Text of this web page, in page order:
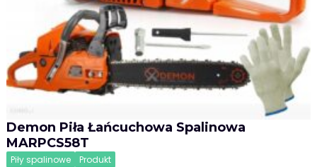
Demon Piła Łańcuchowa Spalinowa
MARPCS58T
Piły spalinowe Produkt